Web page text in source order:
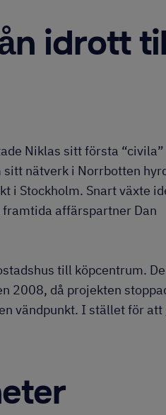
idrott
Niklas sitt första “civila”
nätverk i Norrbotten
i Stockholm. Snart växte
affärspartner Dan
till köpcentrum. De
2008, då projekten
vändpunkt. I stället för att